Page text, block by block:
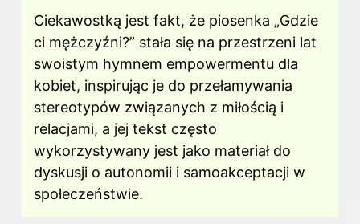
Ciekawostką jest fakt, że piosenka „Gdzie
ci mężczyźni?” stała się na przestrzeni lat
swoistym hymnem empowermentu dla
kobiet, inspirując je do przełamywania
stereotypów związanych z miłością i
relacjami, a jej tekst często
wykorzystywany jest jako materiał do
dyskusji o autonomii i samoakceptacji w
społeczeństwie.